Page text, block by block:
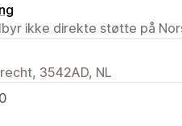
ikke direkte støtte på
3542AD, NL